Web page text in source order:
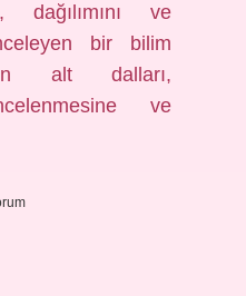
dağılımını ve
inceleyen bir bilim
alt dalları,
ve